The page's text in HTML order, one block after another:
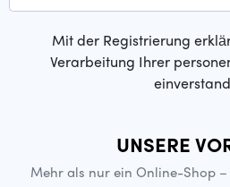
Mit der Registrierung
Verarbeitung Ihrer
UNSERE
Mehr als nur ein Online-Shop